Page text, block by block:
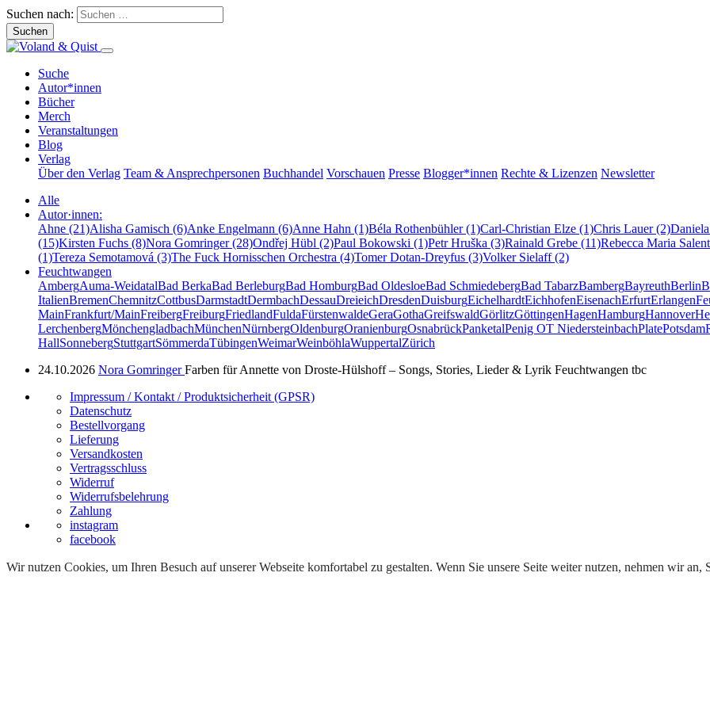
Suchen nach:
Suche
Autor*innen
Bücher
Merch
Veranstaltungen
Blog
Verlag
Über den Verlag Team & Ansprechpersonen Buchhandel Vorschauen Presse Blogger*innen Rechte & Lizenzen Newsletter
Alle
Autor·innen:
Ahne (21)Alisha Gamisch (6)Anke Engelmann (6)Anne Hahn (1)Béla Rothenbühler (1)Carl-Christian Elze (1)Chris Lauer (2)
(15)Kirsten Fuchs (8)Nora Gomringer (28)Ondřej Hübl (2)Paul Bokowski (1)Petr Hruška (3)Rainald Grebe (11)Rebecca Maria
(1)Tereza Semotamová (3)The Fuck Hornisschen Orchestra (4)Tomer Dotan-Dreyfus (3)Volker Sielaff (2)
Feuchtwangen
AmbergAuma-WeidatalBad BerkaBad BerleburgBad HomburgBad OldesloeBad SchmiedebergBad TabarzBambergBayreuthBerlin
ItalienBremenChemnitzCottbusDarmstadtDermbachDessauDreieichDresdenDuisburgEichelhardtEichhofenEisenachErfurtErlangen
MainFrankfurt/MainFreibergFreiburgFriedlandFuldaFürstenwaldeGeraGothaGreifswaldGörlitzGöttingenHagenHamburgHannover
LerchenbergMönchengladbachMünchenNürnbergOldenburgOranienburgOsnabrückPanketalPenig OT NiedersteinbachPlatePotsdam
HallSonnebergStuttgartSömmerdaTübingenWeimarWeinböhlaWuppertalZürich
24.10.2026 Nora GomringerFarben für Annette von Droste-Hülshoff – Songs, Stories, Lieder & Lyrik Feuchtwangen tbc
Impressum / Kontakt / Produktsicherheit (GPSR)
Datenschutz
Bestellvorgang
Lieferung
Versandkosten
Vertragsschluss
Widerruf
Widerrufsbelehrung
Zahlung
instagram
facebook
Wir nutzen Cookies, um Ihren Besuch auf unserer Webseite komfortabel zu gestalten. Wenn Sie unsere Seite weiter nutzen, nehmen wir an,